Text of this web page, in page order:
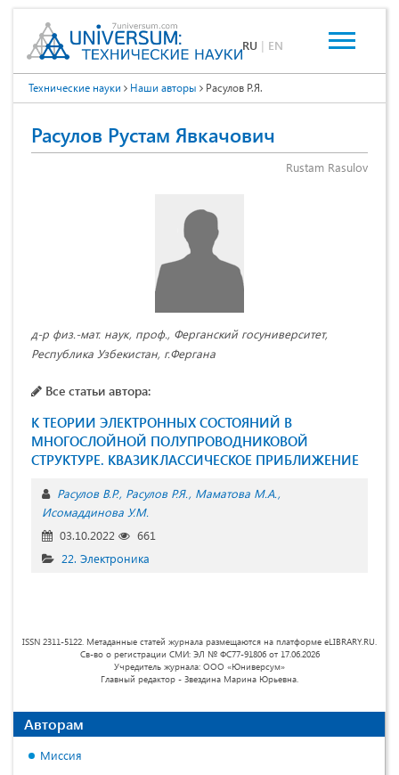
RU | EN
Технические науки Наши авторы Расулов Р.Я.
Расулов Рустам Явкачович
Rustam Rasulov
д-р физ.-мат. наук, проф., Ферганский госуниверситет,
Республика Узбекистан, г.Фергана
Все статьи автора:
К ТЕОРИИ ЭЛЕКТРОННЫХ СОСТОЯНИЙ В
МНОГОСЛОЙНОЙ ПОЛУПРОВОДНИКОВОЙ
СТРУКТУРЕ. КВАЗИКЛАССИЧЕСКОЕ ПРИБЛИЖЕНИЕ
Расулов В.Р. Расулов Р.Я. Маматова М.А.
Исомаддинова У.М.
03.10.2022
661
22. Электроника
ISSN 2311-5122. Метаданные статей журнала размещаются на платформе eLIBRARY.RU.
Св-во о регистрации СМИ: ЭЛ № ФС77-91806 от 17.06.2026
Учредитель журнала: ООО «Юниверсум»
Главный редактор - Звездина Марина Юрьевна.
Авторам
Миссия